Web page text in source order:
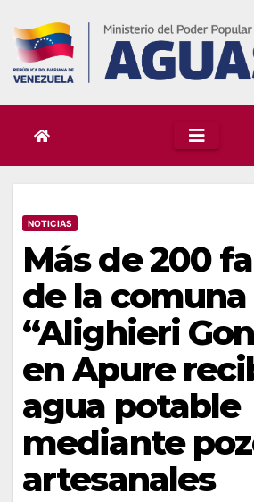
content
NOTICIAS
Más de 200
de la comuna
“Alighieri
en Apure
agua potable
mediante
artesanales